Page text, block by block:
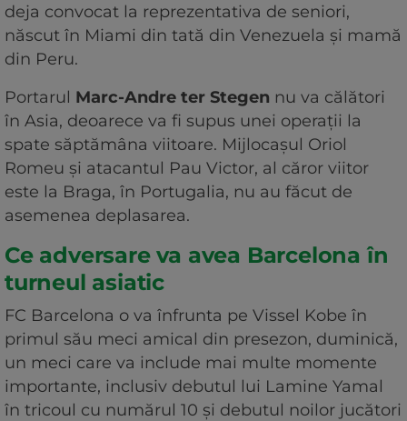
deja convocat la reprezentativa de seniori,
născut în Miami din tată din Venezuela și mamă
din Peru.
Portarul Marc-Andre ter Stegen nu va călători
în Asia, deoarece va fi supus unei operaţii la
spate săptămâna viitoare. Mijlocaşul Oriol
Romeu şi atacantul Pau Victor, al căror viitor
este la Braga, în Portugalia, nu au făcut de
asemenea deplasarea.
Ce adversare va avea Barcelona în
turneul asiatic
FC Barcelona o va înfrunta pe Vissel Kobe în
primul său meci amical din presezon, duminică,
un meci care va include mai multe momente
importante, inclusiv debutul lui Lamine Yamal
în tricoul cu numărul 10 şi debutul noilor jucători